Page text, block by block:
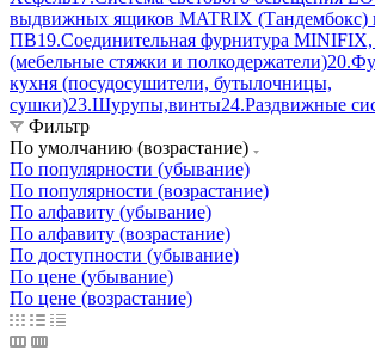
выдвижных ящиков MATRIX (Тандембокс)
ПВ19.Соединительная фурнитура
(мебельные стяжки и полкодержатели)
кухня (посудосушители, бутылочницы,
сушки)23.Шурупы,винты24.Раздвижные
Фильтр
По умолчанию (возрастание)
По популярности (убывание)
По популярности (возрастание)
По алфавиту (убывание)
По алфавиту (возрастание)
По доступности (убывание)
По цене (убывание)
По цене (возрастание)